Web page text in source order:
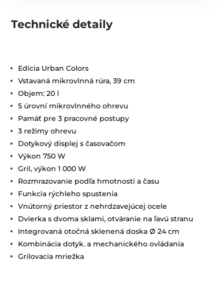
Technické detaily
Edícia Urban Colors
Vstavaná mikrovlnná rúra, 39 cm
Objem: 20 l
5 úrovní mikrovlnného ohrevu
Pamäť pre 3 pracovné postupy
3 režimy ohrevu
Dotykový displej s časovačom
Výkon 750 W
Gril, výkon 1 000 W
Rozmrazovanie podľa hmotnosti a času
Funkcia rýchleho spustenia
Vnútorný priestor z nehrdzavejúcej ocele
Dvierka s dvoma sklami, otváranie na ľavú stranu
Integrovaná otočná sklenená doska Ø 24 cm
Kombinácia dotyk. a mechanického ovládania
Grilovacia mriežka